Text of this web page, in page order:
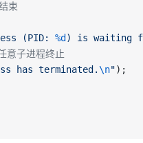
束
(PID: %d ) is waiting
子进程终止
has terminated.\n");